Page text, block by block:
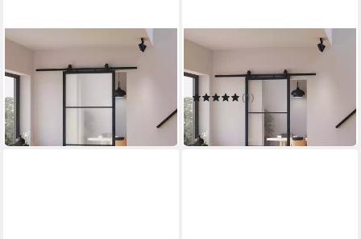
INOVA WOHNEN
Glasschiebetür Milchglas
schwarzer Stahlrahmen
414,99 €
-15%
in 3-4 Werktagen bei dir
INOVA WOHNEN
schwarzer Stahlrahmen
(1)
ab 404,99 €
in 3-4 Werktagen bei dir